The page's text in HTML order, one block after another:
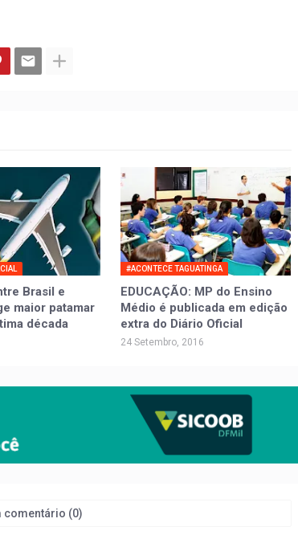
Brasil e
maior patamar
década
#ACONTECE TAGUATINGA
EDUCAÇÃO: MP do Ensino
Médio é publicada em edição
extra do Diário Oficial
24 Setembro, 2016
comentário (0)